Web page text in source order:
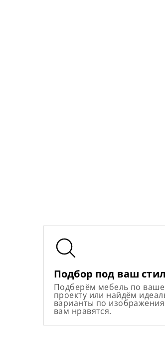
Подбор под ваш
Подберём мебель по
проекту или найдём
варианты по
вам нравятся.